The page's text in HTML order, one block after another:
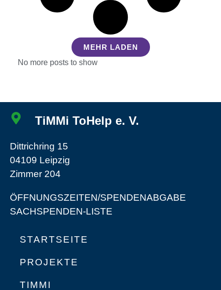
MEHR LADEN
No more posts to show
TiMMi ToHelp e. V.
Dittrichring 15
04109 Leipzig
Zimmer 204
ÖFFNUNGSZEITEN/SPENDENABGABE
SACHSPENDEN-LISTE
STARTSEITE
PROJEKTE
TIMMI